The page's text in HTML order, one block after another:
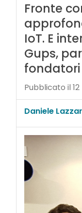
Fronte
IoT. E
Gups,
fondatori
Pubblicato il 12
Daniele